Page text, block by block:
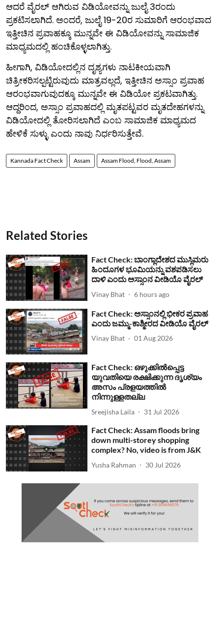
ಆದರೆ ವೈರಲ್ ಆಗಿರುವ ವಿಡಿಯೋವನ್ನು ಜುಲೈ 3ರಂದು
ಪ್ರಕಟಿಸಲಾಗಿದೆ. ಅಂದರೆ, ಜುಲೈ 19-20ರ ಸುಮಾರಿಗೆ ಆರಂಭವಾದ
ಇತ್ತೀಚಿನ ಪ್ರವಾಹಕ್ಕೂ ಮುನ್ನವೇ ಈ ವಿಡಿಯೋವನ್ನು ಸಾಮಾಜಿಕ
ಮಾಧ್ಯಮದಲ್ಲಿ ಹಂಚಿಕೊಳ್ಳಲಾಗಿತ್ತು.
ಹೀಗಾಗಿ, ವಿಡಿಯೋದಲ್ಲಿನ ದೃಶ್ಯಗಳು ನಾಟಕೀಯವಾಗಿ
ಚಿತ್ರೀಕರಿಸಲ್ಪಟ್ಟಿರುವುದು ಮಾತ್ರವಲ್ಲದೆ, ಇತ್ತೀಚಿನ ಅಸ್ಸಾಂ ಪ್ರವಾಹ
ಆರಂಭವಾಗುವುದಕ್ಕೂ ಮುನ್ನವೇ ಈ ವಿಡಿಯೋ ಪ್ರಕಟವಾಗಿತ್ತು.
ಆದ್ದರಿಂದ, ಅಸ್ಸಾಂ ಪ್ರವಾಹದಲ್ಲಿ ಮೃತಪಟ್ಟವರ ಮೃತದೇಹಗಳನ್ನು
ವಿಡಿಯೋದಲ್ಲಿ ತೋರಿಸಲಾಗಿದೆ ಎಂಬ ಸಾಮಾಜಿಕ ಮಾಧ್ಯಮದ
ಹೇಳಿಕೆ ಸುಳ್ಳು ಎಂದು ನಾವು ನಿರ್ಧರಿಸುತ್ತೇವೆ.
Kannada Fact Check Assam Assam Flood, Flood, Assam
Related Stories
Fact Check: ಬಾಂಗ್ಲಾದೇಶದ ಮುಸ್ಲಿಮರು
ಹಿಂದೂಗಳ ಭೂಮಿಯನ್ನು ವಶಪಡಿಸಲು
ದಾಳಿ ಎಂದು ಅಸ್ಸಾಂನ ವೀಡಿಯೊ ವೈರಲ್
Vinay Bhat 6 hours ago
Fact Check: ಅಸ್ಸಾಂನಲ್ಲಿ ಭೀಕರ ಪ್ರವಾಹ
ಎಂದು ಜಮ್ಮು-ಕಾಶ್ಮೀರದ ವೀಡಿಯೊ ವೈರಲ್
Vinay Bhat 01 Aug 2026
Fact Check: ഒഴുക്കില്‍പ്പെട്ട
യുവതിയെ രക്ഷിക്കുന്ന ദൃശ്യം
അസം പ്രളയത്തില്‍
നിന്നുള്ളതല്ല
Sreejisha Laila 31 Jul 2026
Fact Check: Assam floods bring
down multi-storey shopping
complex? No, video is from J&K
Yusha Rahman 30 Jul 2026